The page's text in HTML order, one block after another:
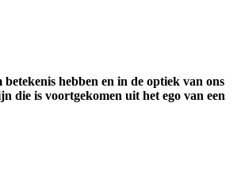
hebben en in de optiek van ons
die is voortgekomen uit het ego van een